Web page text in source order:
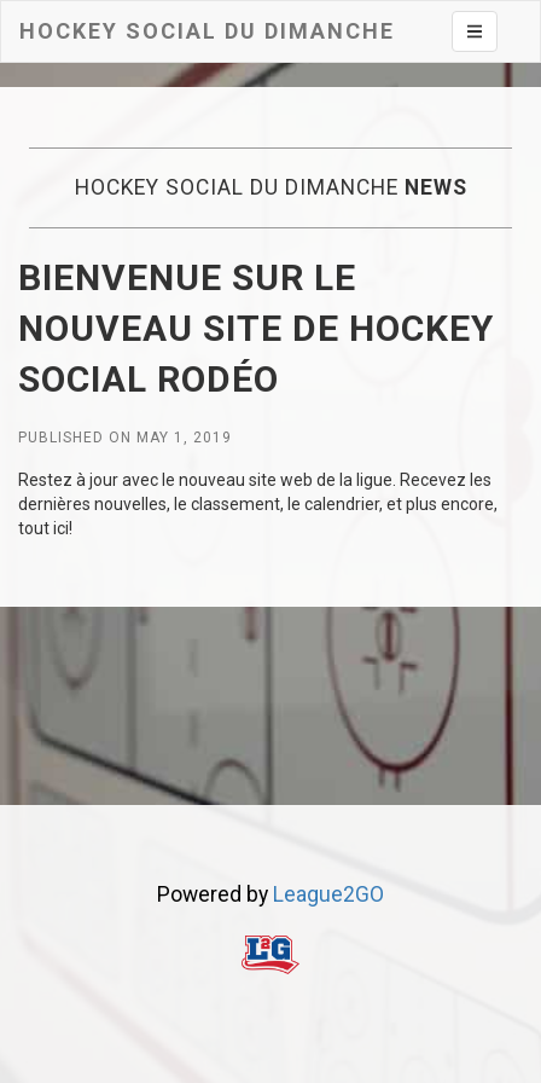
HOCKEY SOCIAL DU DIMANCHE Toggle
HOCKEY SOCIAL DU DIMANCHE NEWS
BIENVENUE SUR LE
NOUVEAU SITE DE HOCKEY
SOCIAL RODÉO
PUBLISHED ON MAY 1, 2019
Restez à jour avec le nouveau site web de la ligue. Recevez les
dernières nouvelles, le classement, le calendrier, et plus encore,
tout ici!
Powered by League2GO